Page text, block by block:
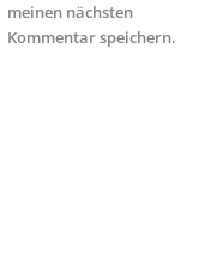
meinen nächsten
Kommentar speichern.